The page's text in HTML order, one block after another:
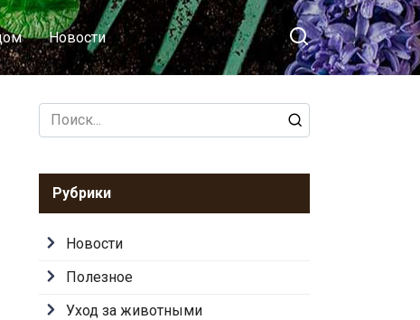
Новости
Search
for:
Рубрики
Новости
Полезное
Уход за животными